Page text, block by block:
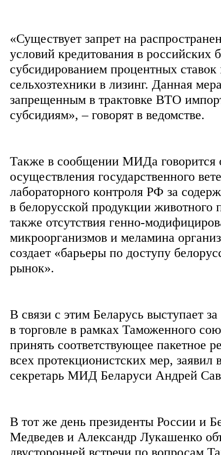
«Существует запрет на
условий кредитования в российских
субсидированием процентных
сельхозтехники в лизинг. Данная
запрещенным в трактовке ВТО
субсидиям», – говорят в ведомстве.
Также в сообщении МИДа говорится
осуществления государственного
лабораторного контроля РФ за
в белорусской продукции животного
также отсутствия генно-
микроорганизмов и меламина
создает «барьеры по доступу
рынок».
В связи с этим Беларусь выступает
в торговле в рамках Таможенного
принять соответствующее пакетное
всех протекционистских мер, заявил
секретарь МИД Беларуси Андрей
В тот же день президенты России и
Медведев и Александр Лукашенко
двусторонней встречи по вопросам